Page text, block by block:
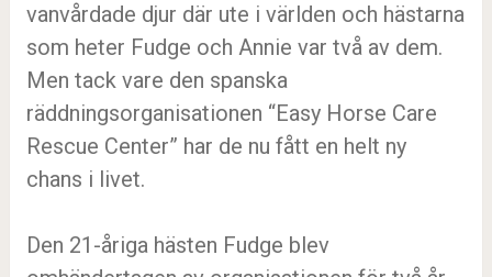
vanvårdade djur där ute i världen och hästarna
som heter Fudge och Annie var två av dem.
Men tack vare den spanska
räddningsorganisationen “Easy Horse Care
Rescue Center” har de nu fått en helt ny
chans i livet.
Den 21-åriga hästen Fudge blev